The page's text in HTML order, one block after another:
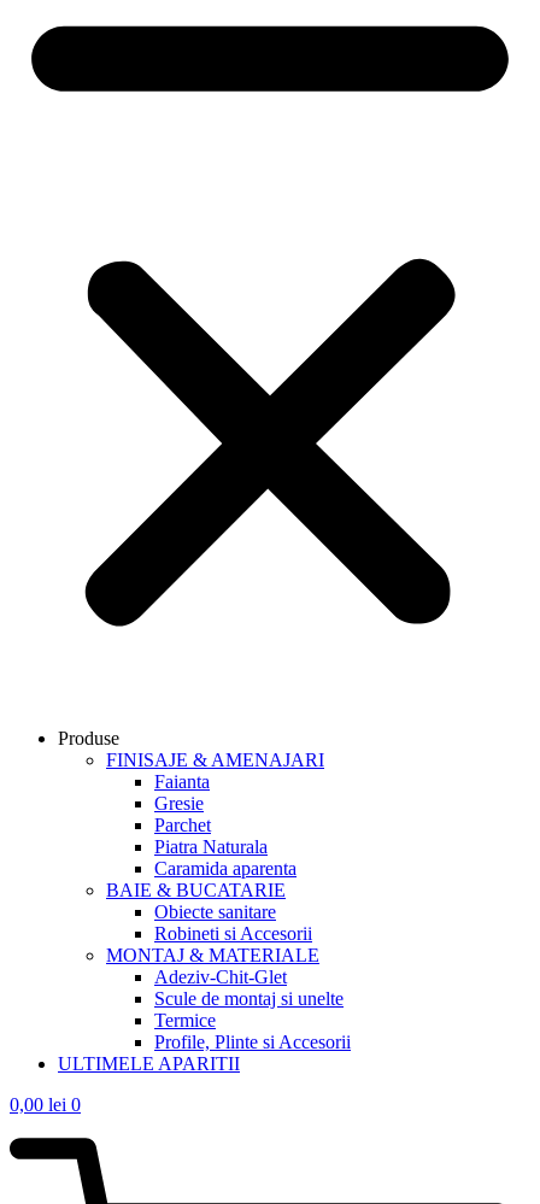
Produse
FINISAJE & AMENAJARI
Faianta
Gresie
Parchet
Piatra Naturala
Caramida aparenta
BAIE & BUCATARIE
Obiecte sanitare
Robineti si Accesorii
MONTAJ & MATERIALE
Adeziv-Chit-Glet
Scule de montaj si unelte
Termice
Profile, Plinte si Accesorii
ULTIMELE APARITII
0,00 lei 0